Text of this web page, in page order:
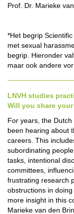
Prof. Dr. Marieke
*Het begrip
met sexual
begrip. Hieronder
maar ook andere
LNVH studies
Will you share
For years, the
been hearing about
careers. This
subordinating
tasks, intentional
committees,
frustrating research
obstructions in
more insight in this
Marieke van den